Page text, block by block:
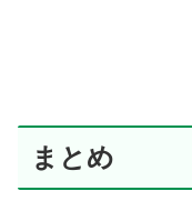
まとめ